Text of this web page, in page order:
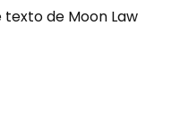
de Moon Law